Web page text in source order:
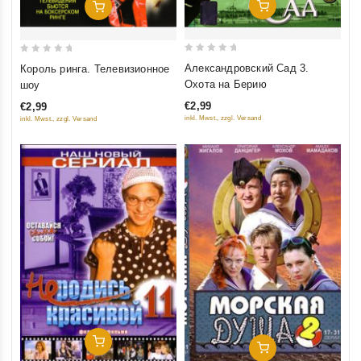
Добавить В Корзину
out
5
Король ринга. Телевизионное
шоу
€2,99
inkl. Mwst., zzgl. Versand
Добавить В Корзину
5
Александровский Сад 3.
Охота на Берию
€2,99
inkl. Mwst., zzgl. Versand
Добавить В Корзину
Добавить В Корзину